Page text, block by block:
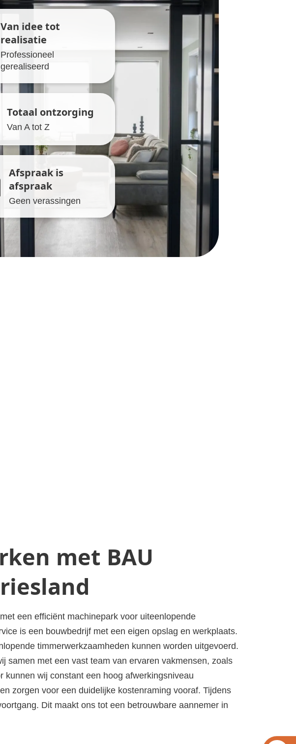
Van idee tot
realisatie
Professioneel
gerealiseerd
Totaal ontzorging
Van A tot Z
Afspraak is
afspraak
Geen verassingen
met BAU
een efficiënt machinepark voor uiteenlopende
is een bouwbedrijf met een eigen opslag en werkplaats.
timmerwerkzaamheden kunnen worden uitgevoerd.
samen met een vast team van ervaren vakmensen, zoals
wij constant een hoog afwerkingsniveau
zorgen voor een duidelijke kostenraming vooraf. Tijdens
Dit maakt ons tot een betrouwbare aannemer in